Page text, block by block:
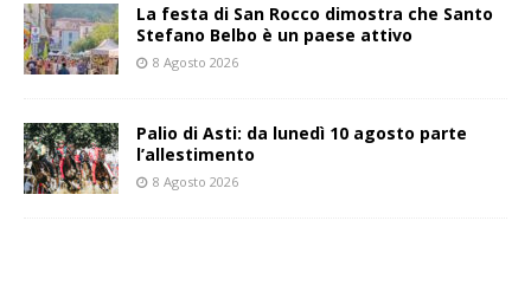
La festa di San Rocco dimostra che Santo
Stefano Belbo è un paese attivo
8 Agosto 2026
Palio di Asti: da lunedì 10 agosto parte
l’allestimento
8 Agosto 2026